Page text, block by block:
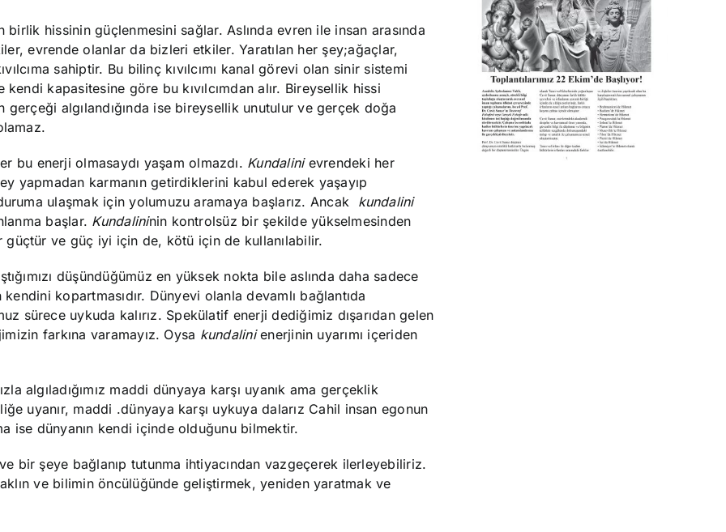
hissinin güçlenmesini sağlar. Aslında evren ile insan arasında
evrende olanlar da bizleri etkiler. Yaratılan her şey;ağaçlar,
sahiptir. Bu bilinç kıvılcımı kanal görevi olan sinir sistemi
kapasitesine göre bu kıvılcımdan alır. Bireysellik hissi
algılandığında ise bireysellik unutulur ve gerçek doğa
bu enerji olmasaydı yaşam olmazdı. Kundalinievrendeki her
yapmadan karmanın getirdiklerini kabul ederek yaşayıp
ulaşmak için yolumuzu aramaya başlarız. Ancak kundalini
başlar. Kundalininin kontrolsüz bir şekilde yükselmesinden
ve güç iyi için de, kötü için de kullanılabilir.
düşündüğümüz en yüksek nokta bile aslında daha sadece
kopartmasıdır. Dünyevi olanla devamlı bağlantıda
sürece uykuda kalırız. Spekülatif enerji dediğimiz dışarıdan gelen
farkına varamayız. Oysa kundalinienerjinin uyarımı içeriden
algıladığımız maddi dünyaya karşı uyanık ama gerçeklik
uyanır, maddi
Cahil insan egonun
ise dünyanın kendi içinde olduğunu bilmektir.
bir şeye bağlanıp tutunma ihtiyacından vazgeçerek ilerleyebiliriz.
ve bilimin öncülüğünde geliştirmek, yeniden yaratmak ve